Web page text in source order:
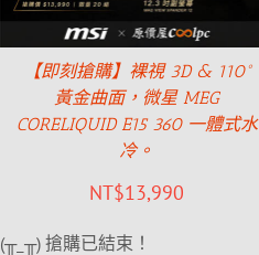
【即刻搶購】裸視 3D & 110°
黃金曲面，微星 MEG
CORELIQUID E15 360 一體式水
冷。
NT$13,990
(╥_╥) 搶購已結束！